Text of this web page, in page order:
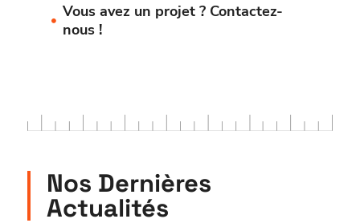
Vous avez un projet ? Contactez-
nous !
Nos Dernières
Actualités